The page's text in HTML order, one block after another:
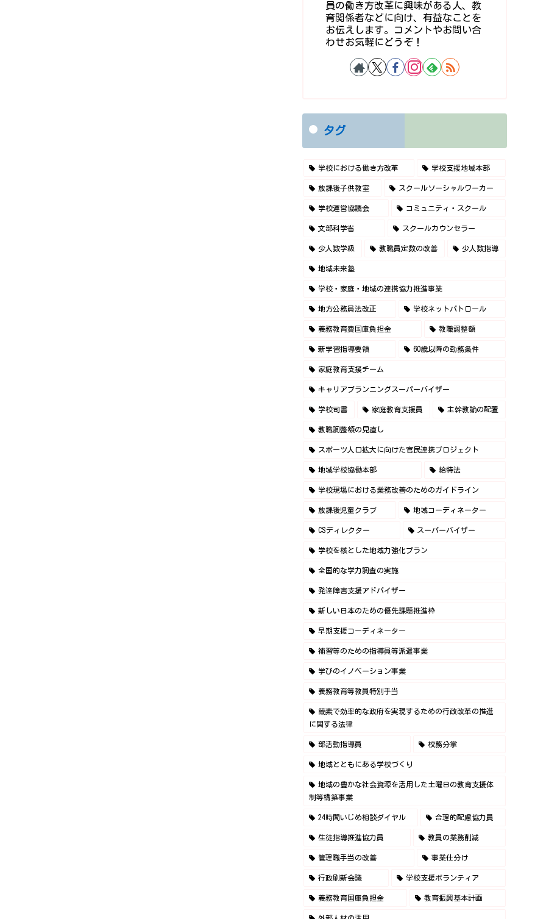
員の働き方改革に興味がある人、教
育関係者などに向け、有益なことを
お伝えします。コメントやお問い合
わせお気軽にどうぞ！
タグ
学校における働き方改革 学校支援地域本部
放課後子供教室 スクールソーシャルワーカー
学校運営協議会 コミュニティ・スクール
文部科学省 スクールカウンセラー
少人数学級 教職員定数の改善 少人数指導
地域未来塾
学校・家庭・地域の連携協力推進事業
地方公務員法改正 学校ネットパトロール
義務教育費国庫負担金 教職調整額
新学習指導要領 60歳以降の勤務条件
家庭教育支援チーム
キャリアプランニングスーパーバイザー
学校司書 家庭教育支援員 主幹教諭の配置
教職調整額の見直し
スポーツ人口拡大に向けた官民連携プロジェクト
地域学校協働本部 給特法
学校現場における業務改善のためのガイドライン
放課後児童クラブ 地域コーディネーター
CSディレクター スーパーバイザー
学校を核とした地域力強化プラン
全国的な学力調査の実施
発達障害支援アドバイザー
新しい日本のための優先課題推進枠
早期支援コーディネーター
補習等のための指導員等派遣事業
学びのイノベーション事業
義務教育等教員特別手当
簡素で効率的な政府を実現するための行政改革の推進
に関する法律
部活動指導員 校務分掌
地域とともにある学校づくり
地域の豊かな社会資源を活用した土曜日の教育支援体
制等構築事業
24時間いじめ相談ダイヤル 合理的配慮協力員
生徒指導推進協力員 教員の業務削減
管理職手当の改善 事業仕分け
行政刷新会議 学校支援ボランティア
義務教育国庫負担金 教育振興基本計画
外部人材の活用